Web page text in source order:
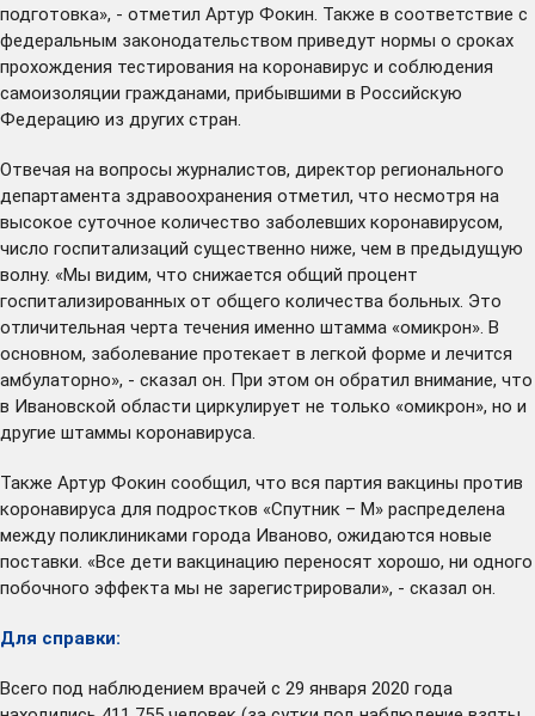
подготовка», - отметил Артур Фокин. Также в соответствие с
федеральным законодательством приведут нормы о сроках
прохождения тестирования на коронавирус и соблюдения
самоизоляции гражданами, прибывшими в Российскую
Федерацию из других стран.
Отвечая на вопросы журналистов, директор регионального
департамента здравоохранения отметил, что несмотря на
высокое суточное количество заболевших коронавирусом,
число госпитализаций существенно ниже, чем в предыдущую
волну. «Мы видим, что снижается общий процент
госпитализированных от общего количества больных. Это
отличительная черта течения именно штамма «омикрон». В
основном, заболевание протекает в легкой форме и лечится
амбулаторно», - сказал он. При этом он обратил внимание, что
в Ивановской области циркулирует не только «омикрон», но и
другие штаммы коронавируса.
Также Артур Фокин сообщил, что вся партия вакцины против
коронавируса для подростков «Спутник – М» распределена
между поликлиниками города Иваново, ожидаются новые
поставки. «Все дети вакцинацию переносят хорошо, ни одного
побочного эффекта мы не зарегистрировали», - сказал он.
Для справки:
Всего под наблюдением врачей с 29 января 2020 года